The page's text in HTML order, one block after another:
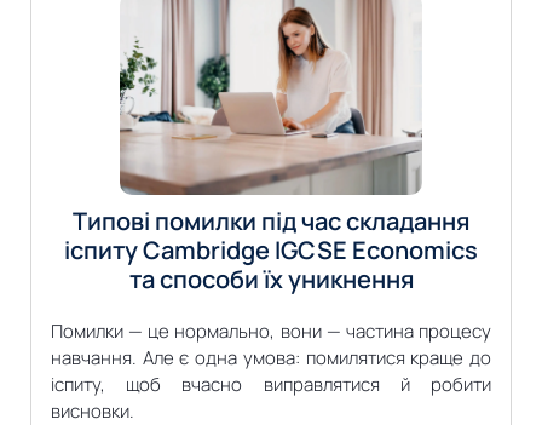
Типові помилки під час складання
іспиту Cambridge IGCSE Economics
та способи їх уникнення
Помилки — це нормально, вони — частина процесу
навчання. Але є одна умова: помилятися краще до
іспиту, щоб вчасно виправлятися й робити
висновки.